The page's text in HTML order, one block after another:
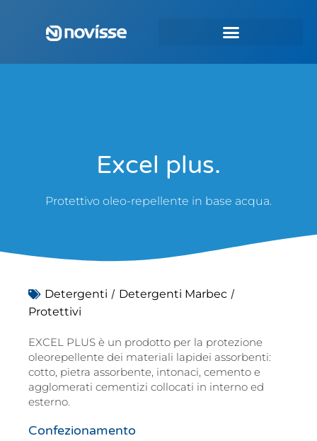
Excel plus.
Protettivo oleo-repellente in base acqua.
Detergenti / Detergenti Marbec /
Protettivi
EXCEL PLUS è un prodotto per la protezione
oleorepellente dei materiali lapidei assorbenti:
cotto, pietra assorbente, intonaci, cemento e
agglomerati cementizi collocati in interno ed
esterno.
Confezionamento